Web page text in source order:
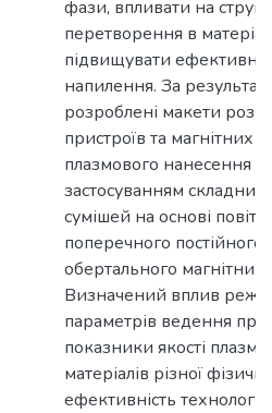
фази, впливати на
перетворення в
підвищувати
напилення. За
розроблені макети
пристроїв та магнітних
плазмового нанесення
застосуванням складних
сумішей на основі
поперечного постійного,
обертального магнітних
Визначений вплив
параметрів ведення
показники якості
матеріалів різної
ефективність